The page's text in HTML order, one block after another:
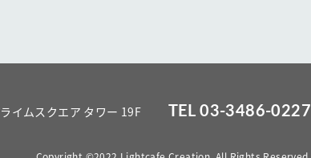
イムスクエア タワー 19F TEL 03-3486-0227